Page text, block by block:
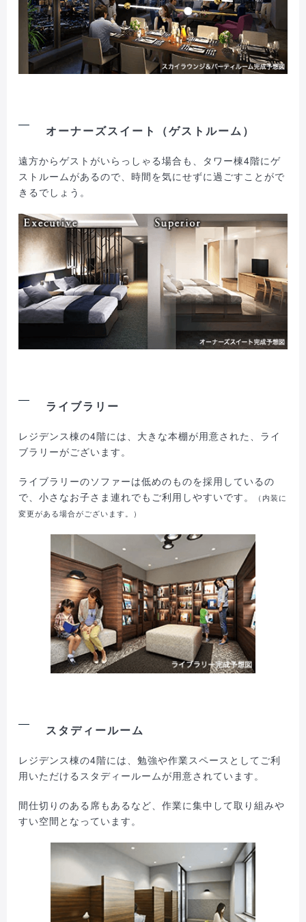
オーナーズスイート（ゲストルーム）
遠方からゲストがいらっしゃる場合も、タワー棟4階にゲ
ストルームがあるので、時間を気にせずに過ごすことがで
きるでしょう。
ライブラリー
レジデンス棟の4階には、大きな本棚が用意された、ライ
ブラリーがございます。
ライブラリーのソファーは低めのものを採用しているの
で、小さなお子さま連れでもご利用しやすいです。
（内装に
変更がある場合がございます。）
スタディールーム
レジデンス棟の4階には、勉強や作業スペースとしてご利
用いただけるスタディールームが用意されています。
間仕切りのある席もあるなど、作業に集中して取り組みや
すい空間となっています。